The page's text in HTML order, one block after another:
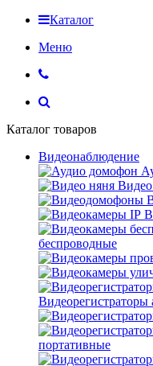
Каталог
Меню
Каталог товаров
Видеонаблюдение
беспроводные
портативные